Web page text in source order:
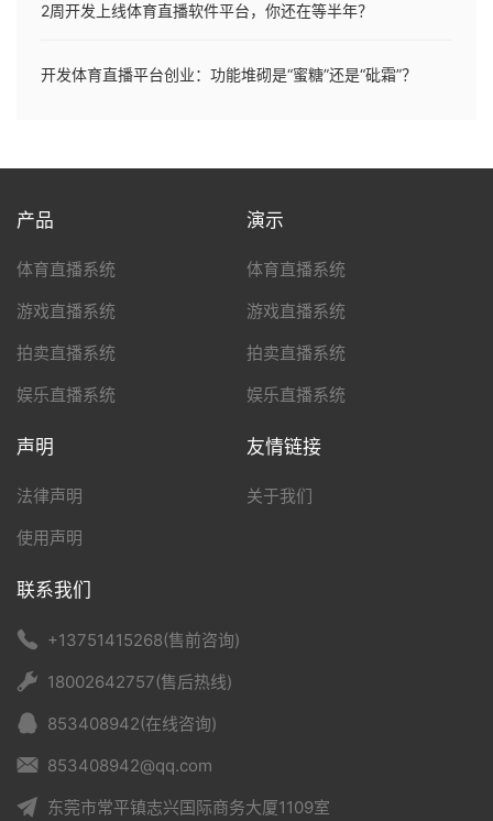
2周开发上线体育直播软件平台，你还在等半年？
开发体育直播平台创业：功能堆砌是“蜜糖”还是“砒霜”？
产品
体育直播系统
游戏直播系统
拍卖直播系统
娱乐直播系统
演示
体育直播系统
游戏直播系统
拍卖直播系统
娱乐直播系统
声明
法律声明
使用声明
友情链接
关于我们
联系我们
+13751415268(售前咨询)
18002642757(售后热线)
853408942(在线咨询)
853408942@qq.com
东莞市常平镇志兴国际商务大厦1109室